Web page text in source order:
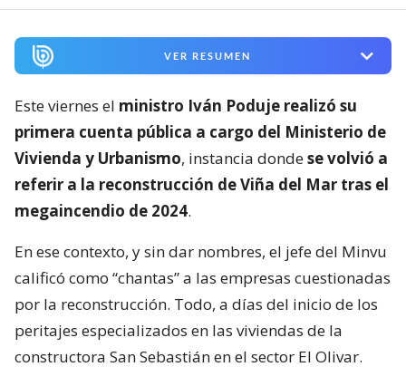
VER RESUMEN
Este viernes el ministro Iván Poduje realizó su
primera cuenta pública a cargo del Ministerio de
Vivienda y Urbanismo, instancia dondese volvió a
referir a la reconstrucción de Viña del Mar tras el
megaincendio de 2024.
En ese contexto, y sin dar nombres, el jefe del Minvu
calificó como “chantas” a las empresas cuestionadas
por la reconstrucción. Todo, a días del inicio de los
peritajes especializados en las viviendas de la
constructora San Sebastián en el sector El Olivar.